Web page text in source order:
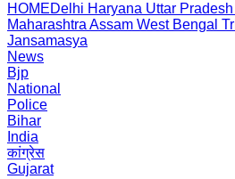
HOMEDelhi Haryana Uttar Pradesh
Maharashtra Assam West Bengal
Jansamasya
News
Bjp
National
Police
Bihar
India
कांग्रेस
Gujarat